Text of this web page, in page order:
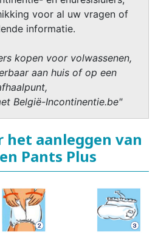
voor al uw vragen of
informatie.
kopen voor volwassenen,
aan huis of op een
België-Incontinentie.be"
het aanleggen van
Pants Plus